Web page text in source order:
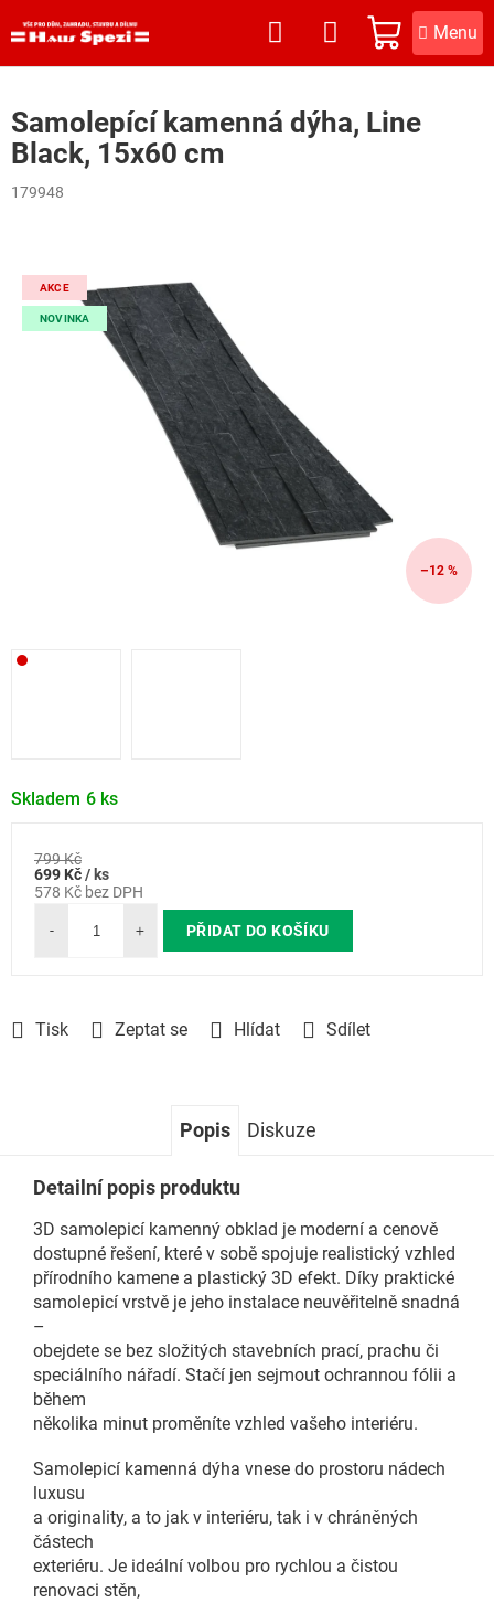
na
NÁKUPNÍ
KOŠÍK
Samolepící kamenná dýha, Line
Black, 15x60 cm
179948
–12 %
AKCE
NOVINKA
Skladem 6 ks
Tisk Zeptat se Hlídat Sdílet
799 Kč
699 Kč/ ks
578 Kč bez DPH
Měrná
cena:
PŘIDAT DO KOŠÍKU
Popis Diskuze
Detailní popis produktu
3D samolepicí kamenný obklad je moderní a cenově
dostupné řešení, které v sobě spojuje realistický vzhled
přírodního kamene a plastický 3D efekt. Díky praktické
samolepicí vrstvě je jeho instalace neuvěřitelně snadná
–
obejdete se bez složitých stavebních prací, prachu či
speciálního nářadí. Stačí jen sejmout ochrannou fólii a
během
několika minut proměníte vzhled vašeho interiéru.
Samolepicí kamenná dýha vnese do prostoru nádech
luxusu
a originality, a to jak v interiéru, tak i v chráněných
částech
exteriéru. Je ideální volbou pro rychlou a čistou
renovaci stěn,